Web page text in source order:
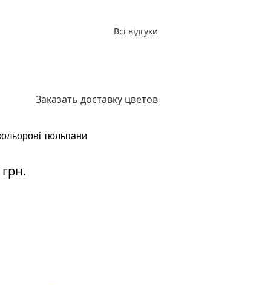
Всі відгуки
Заказать доставку цветов
тюльпани